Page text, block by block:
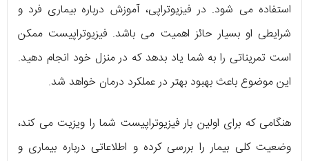
استفاده می شود. در فیزیوتراپی، آموزش درباره بیماری فرد و
شرایطی او بسیار حائز اهمیت می باشد. فیزیوتراپیست ممکن
است تمریناتی را به شما یاد بدهد که در منزل خود انجام دهید.
این موضوع باعث بهبود بهتر در عملکرد درمان خواهد شد.
هنگامی که برای اولین بار فیزیوتراپیست شما را ویزیت می کند،
وضعیت کلی بیمار را بررسی کرده و اطلاعاتی درباره بیماری و